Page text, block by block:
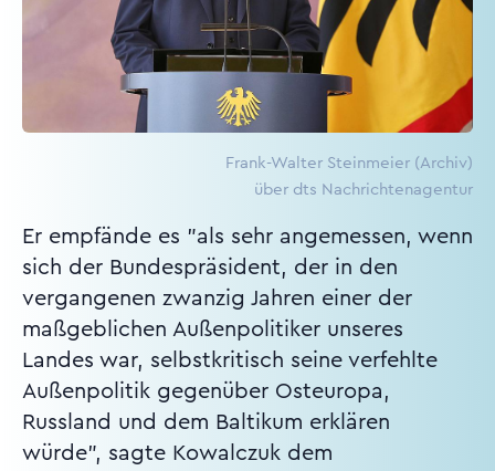
Frank-Walter Steinmeier (Archiv)
über dts Nachrichtenagentur
Er empfände es "als sehr angemessen, wenn
sich der Bundespräsident, der in den
vergangenen zwanzig Jahren einer der
maßgeblichen Außenpolitiker unseres
Landes war, selbstkritisch seine verfehlte
Außenpolitik gegenüber Osteuropa,
Russland und dem Baltikum erklären
würde", sagte Kowalczuk dem